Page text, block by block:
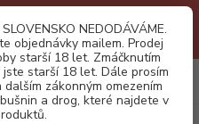
Firemní zájemci o naše
mailovou cestou. Děkujeme!
NEDODÁVÁME.
objednávky mailem. Prodej
starší 18 let. Zmáčknutím
starší 18 let. Dále prosím
zákonným omezením
a drog, které najdete v
0
za0,00 Kč